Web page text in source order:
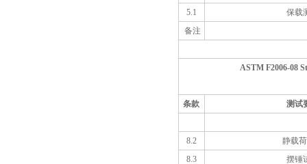
5.1
保载
备注
ASTM F2006-08
条款 测试
8.2
静载
8.3
摆锤